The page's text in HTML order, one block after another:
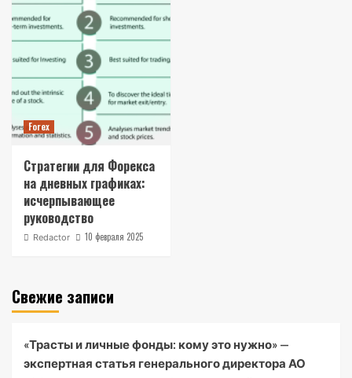
Forex
Стратегии для Форекса
на дневных графиках:
исчерпывающее
руководство
Redactor 10 февраля 2025
Свежие записи
«Трасты и личные фонды: кому это нужно» —
экспертная статья генерального директора АО